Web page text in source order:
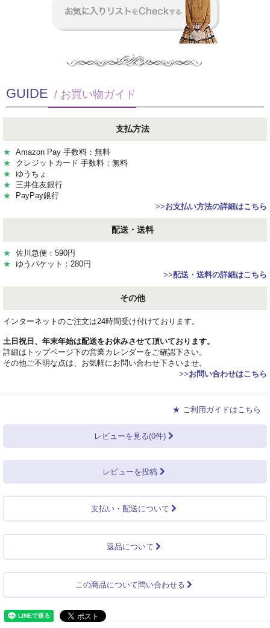
GUIDE / お買い物ガイド
支払方法
★ Amazon Pay 手数料：無料
★ クレジットカード 手数料：無料
★ ゆうちょ
★ 三井住友銀行
★ PayPay銀行
>>お支払い方法の詳細はこちら
配送・送料
★ 佐川急便：590円
★ ゆうパケット：280円
>>配送・送料の詳細はこちら
その他
インターネットのご注文は24時間受け付けております。
土日祝日、年末年始は配送をお休みさせて頂いております。
詳細はトップページ下の営業カレンダーをご確認下さい。
その他ご不明な点は、お気軽にお問い合わせ下さいませ。
>>お問い合わせはこちら
★ ご利用ガイドはこちら
レビューを見る(0件)
レビューを投稿
支払い・配送について
返品について
この商品について問い合わせる